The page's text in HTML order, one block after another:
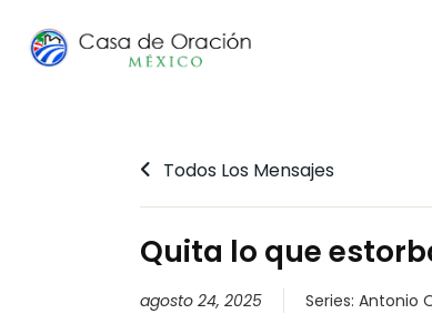
Todos Los Mensajes
Quita lo que
agosto 24, 2025 Series: Antonio